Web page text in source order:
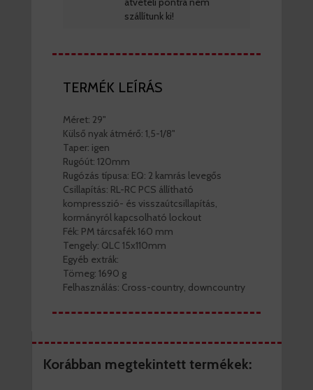
szállítunk ki!
TERMÉK LEÍRÁS
Méret: 29"
Külső nyak átmérő: 1,5-1/8"
Taper: igen
Rugóút: 120mm
Rugózás típusa: EQ: 2 kamrás levegős
Csillapítás: RL-RC PCS állítható
kompresszió- és visszaútcsillapítás,
kormányról kapcsolható lockout
Fék: PM tárcsafék 160 mm
Tengely: QLC 15x110mm
Egyéb extrák:
Tömeg: 1690 g
Felhasználás: Cross-country, downcountry
Korábban megtekintett termékek: